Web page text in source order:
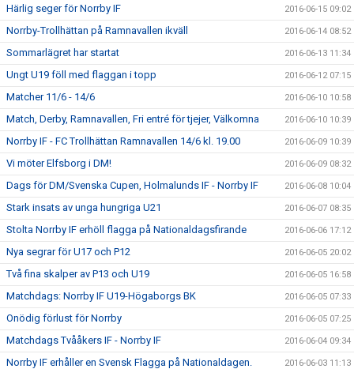
Härlig seger för Norrby IF 2016-06-15 09:02
Norrby-Trollhättan på Ramnavallen ikväll 2016-06-14 08:52
Sommarlägret har startat 2016-06-13 11:34
Ungt U19 föll med flaggan i topp 2016-06-12 07:15
Matcher 11/6 - 14/6 2016-06-10 10:58
Match, Derby, Ramnavallen, Fri entré för tjejer, Välkomna 2016-06-10 10:39
Norrby IF - FC Trollhättan Ramnavallen 14/6 kl. 19.00 2016-06-09 10:39
Vi möter Elfsborg i DM! 2016-06-09 08:32
Dags för DM/Svenska Cupen, Holmalunds IF - Norrby IF 2016-06-08 10:04
Stark insats av unga hungriga U21 2016-06-07 08:35
Stolta Norrby IF erhöll flagga på Nationaldagsfirande 2016-06-06 17:12
Nya segrar för U17 och P12 2016-06-05 20:02
Två fina skalper av P13 och U19 2016-06-05 16:58
Matchdags: Norrby IF U19-Högaborgs BK 2016-06-05 07:33
Onödig förlust för Norrby 2016-06-05 07:25
Matchdags Tvååkers IF - Norrby IF 2016-06-04 09:34
Norrby IF erhåller en Svensk Flagga på Nationaldagen. 2016-06-03 11:13